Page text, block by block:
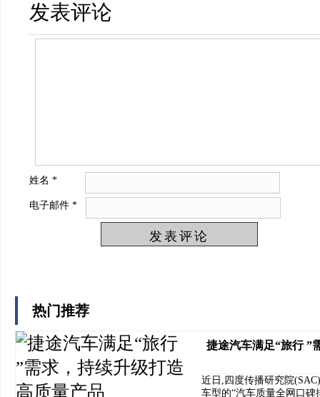
发表评论
姓名 *
电子邮件 *
热门推荐
捷途汽车满足“旅行 ”
近日,四度传播研究院
车型的“汽车质量全网口